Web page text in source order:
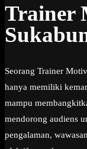
Trainer
Seorang Trainer
hanya memiliki
mampu
mendorong audiens
pengalaman,